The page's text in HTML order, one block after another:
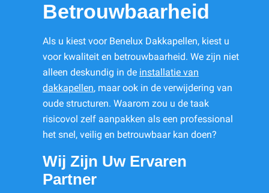
Betrouwbaarheid
Als u kiest voor Benelux Dakkapellen, kiest u
voor kwaliteit en betrouwbaarheid. We zijn niet
alleen deskundig in de installatie van
dakkapellen, maar ook in de verwijdering van
oude structuren. Waarom zou u de taak
risicovol zelf aanpakken als een professional
het snel, veilig en betrouwbaar kan doen?
Wij Zijn Uw Ervaren
Partner